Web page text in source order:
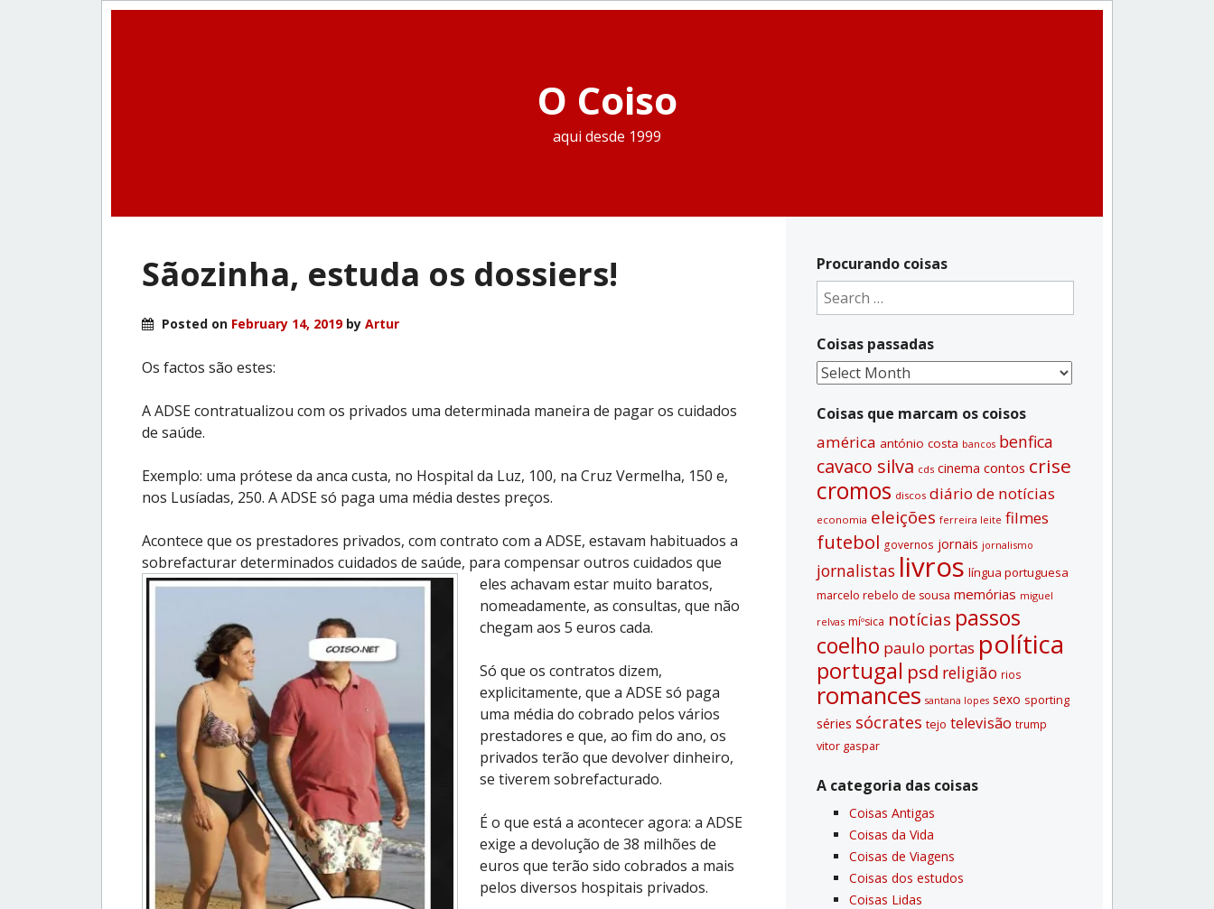
O Coiso
aqui desde 1999
Sãozinha, estuda os dossiers!
Posted on February 14, 2019by Artur
Os factos são estes:
A ADSE contratualizou com os privados uma determinada maneira de pagar os cuidados
de saúde.
Exemplo: uma prótese da anca custa, no Hospital da Luz, 100, na Cruz Vermelha, 150 e,
nos Lusíadas, 250. A ADSE só paga uma média destes preços.
Acontece que os prestadores privados, com contrato com a ADSE, estavam habituados a
sobrefacturar determinados cuidados de saúde, para compensar outros cuidados que
eles achavam estar muito baratos,
nomeadamente, as consultas, que não
chegam aos 5 euros cada.
Só que os contratos dizem,
explicitamente, que a ADSE só paga
uma média do cobrado pelos vários
prestadores e que, ao fim do ano, os
privados terão que devolver dinheiro,
se tiverem sobrefacturado.
É o que está a acontecer agora: a ADSE
exige a devolução de 38 milhões de
euros que terão sido cobrados a mais
pelos diversos hospitais privados.
Procurando coisas
Search
for:
Coisas passadas
Coisas
Coisas que marcam os coisos
américa antónio costa bancos benfica
cavaco silva cds cinema contos crise
cromos discos diário de notí­cias
economia eleições ferreira leite filmes
futebol governos jornais jornalismo
jornalistas livros lí­ngua portuguesa
marcelo rebelo de sousa memórias miguel
relvas míºsica notí­cias passos
coelho paulo portas polí­tica
portugal psd religião rios
romances santana lopes sexo sporting
séries sócrates tejo televisão trump
vitor gaspar
A categoria das coisas
Coisas Antigas
Coisas da Vida
Coisas de Viagens
Coisas dos estudos
Coisas Lidas